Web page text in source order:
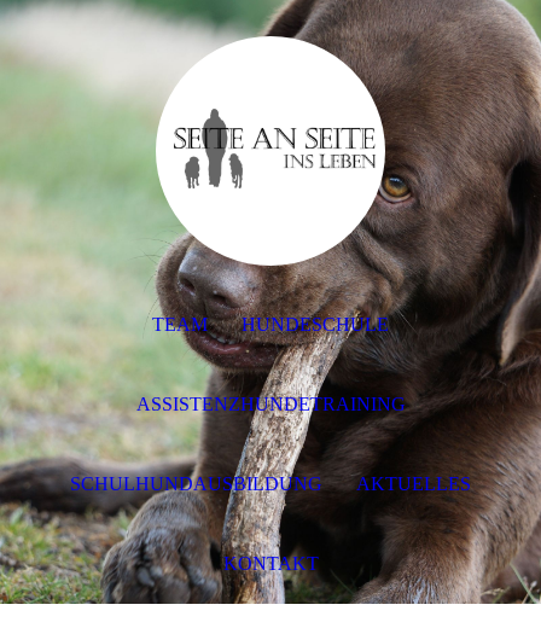
TEAM HUNDESCHULE
ASSISTENZHUNDETRAINING
SCHULHUNDAUSBILDUNG AKTUELLES
KONTAKT